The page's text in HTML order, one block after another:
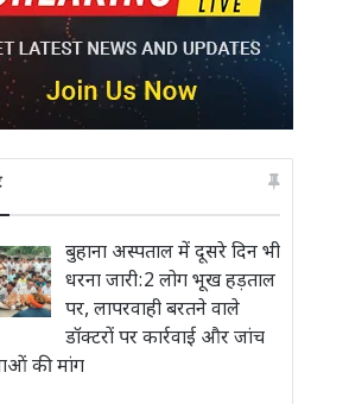
बुहाना अस्पताल में दूसरे दिन भी
धरना जारी:2 लोग भूख हड़ताल
पर, लापरवाही बरतने वाले
डॉक्टरों पर कार्रवाई और जांच
की मांग